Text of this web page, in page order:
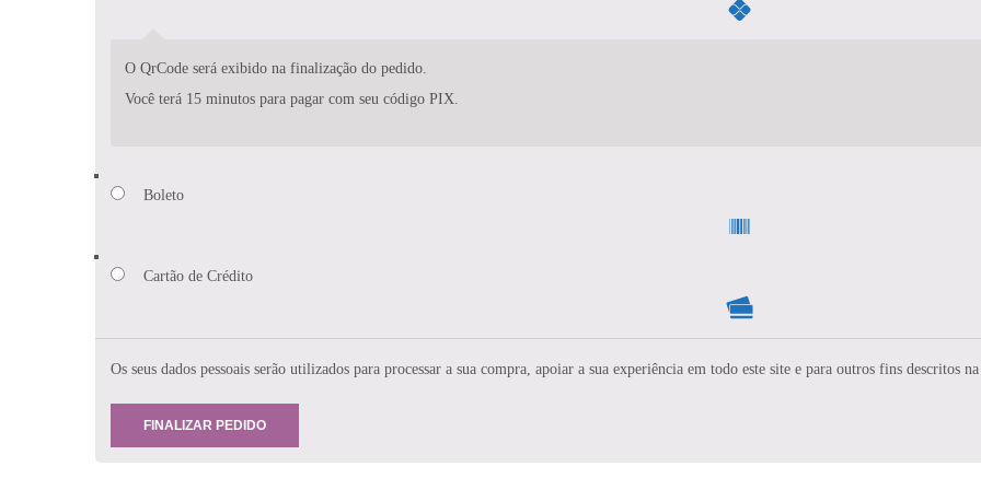
O QrCode será exibido na finalização do pedido.
Você terá 15 minutos para pagar com seu código PIX.
Boleto
Cartão de Crédito
Os seus dados pessoais serão utilizados para processar a sua compra, apoiar a sua experiência em todo este site e para outros fins descritos na
FINALIZAR PEDIDO